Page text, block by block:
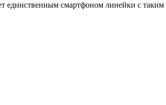
единственным смартфоном линейки с